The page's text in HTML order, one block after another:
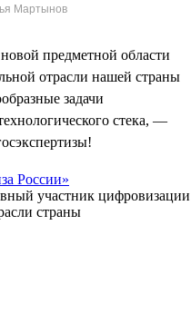
Мартынов
предметной области
отрасли нашей страны
задачи
стека, —
России»